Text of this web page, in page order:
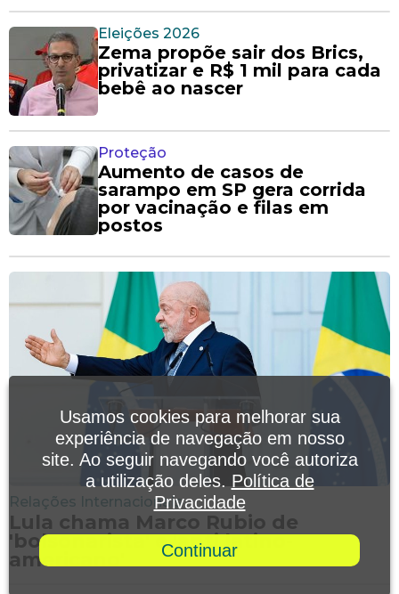
Eleições 2026
Zema propõe sair dos Brics,
privatizar e R$ 1 mil para cada
bebê ao nascer
Proteção
Aumento de casos de
sarampo em SP gera corrida
por vacinação e filas em
postos
Relações Internacionais
Lula chama Marco Rubio de
'bolsonarista' e 'anti latino-
americano'
Usamos cookies para melhorar sua
experiência de navegação em nosso
site. Ao seguir navegando você autoriza
a utilização deles. Política de
Privacidade
Continuar